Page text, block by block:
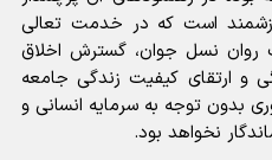
است که در خدمت تعالی
روان نسل جوان، گسترش اخلاق
و ارتقای کیفیت زندگی جامعه
بدون توجه به سرمایه انسانی و
نخواهد بود.